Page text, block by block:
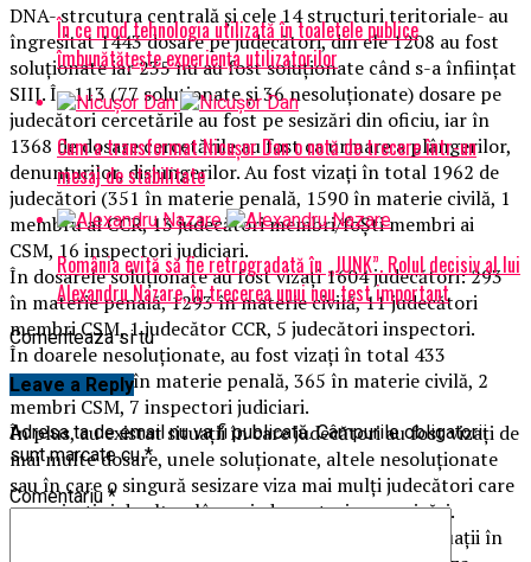
DNA- strcutura centrală şi cele 14 structuri teritoriale- au
îngresitat 1443 dosare pe judecători, din ele 1208 au fost
soluţionate iar 235 nu au fost soluţionate când s-a înfiinţat
SIIJ. În 113 (77 soluţionate şi 36 nesoluţionate) dosare pe
judecători cercetările au fost pe sesizări din oficiu, iar în
1368 de dosare cercetările au fost ca urmare a plângerilor,
denunţurilor, disjungerilor. Au fost vizaţi în total 1962 de
judecători (351 în materie penală, 1590 în materie civilă, 1
membru al CCR, 13 judecători membri/foŞti membri ai
CSM, 16 inspectori judiciari.
În dosarele soluţionate au fost vizaţi 1604 judecători: 293
în materie penală, 1293 în materie civilă, 11 judecători
membri CSM, 1 judecător CCR, 5 judecători inspectori.
În doarele nesoluţionate, au fost vizaţi în total 433
judecători: 59 în materie penală, 365 în materie civilă, 2
membri CSM, 7 inspectori judiciari.
În plus, au existat situaţii în care judecători au fost vizaţi de
mai multe dosare, unele soluţionate, altele nesoluţionate
sau în care o singură sesizare viza mai mulţi judecători care
erau vizaţi şi de alte plângeri, denunţuri sau sesizări.
Pe de altă parte, au fost identificate numeroase situaţii în
În ce mod tehnologia utilizată în toaletele publice
îmbunătățește experiența utilizatorilor
Cum a transformat Nicușor Dan o notă de trecere într-un
mesaj de stabilitate
România evită să fie retrogradată în „JUNK”. Rolul decisiv al lui
Alexandru Nazare, în trecerea unui nou test important
Comenteaza si tu
Leave a Reply
Adresa ta de email nu va fi publicată. Câmpurile obligatorii
sunt marcate cu*
Comentariu *